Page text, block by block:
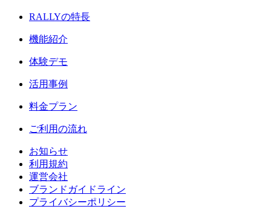
RALLYの特長
機能紹介
体験デモ
活用事例
料金プラン
ご利用の流れ
お知らせ
利用規約
運営会社
ブランドガイドライン
プライバシーポリシー